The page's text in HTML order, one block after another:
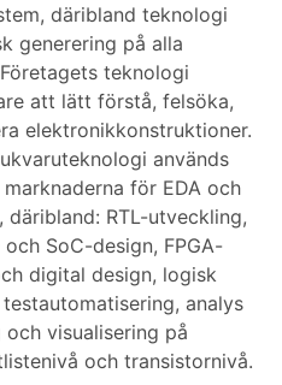
däribland teknologi
generering på alla
teknologi
att lätt förstå, felsöka,
elektronikkonstruktioner.
används
för EDA och
RTL-utveckling,
SoC-design, FPGA-
digital design, logisk
analys
visualisering på
och transistornivå.